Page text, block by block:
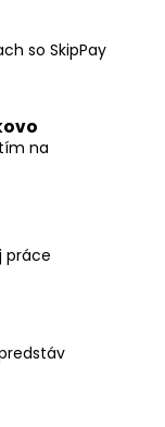
so SkipPay
na
práce